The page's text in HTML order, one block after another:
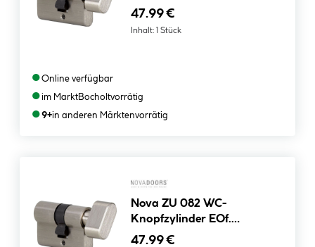
Schlossseite
47.99 €
Inhalt: 1 Stück
●Online verfügbar
●im MarktBocholtvorrätig
●9+in anderen Märktenvorrätig
Nova ZU 082 WC-
Knopfzylinder EOf.
Gegenseite
47.99 €